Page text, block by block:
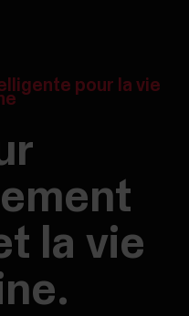
pour la vie
la vie